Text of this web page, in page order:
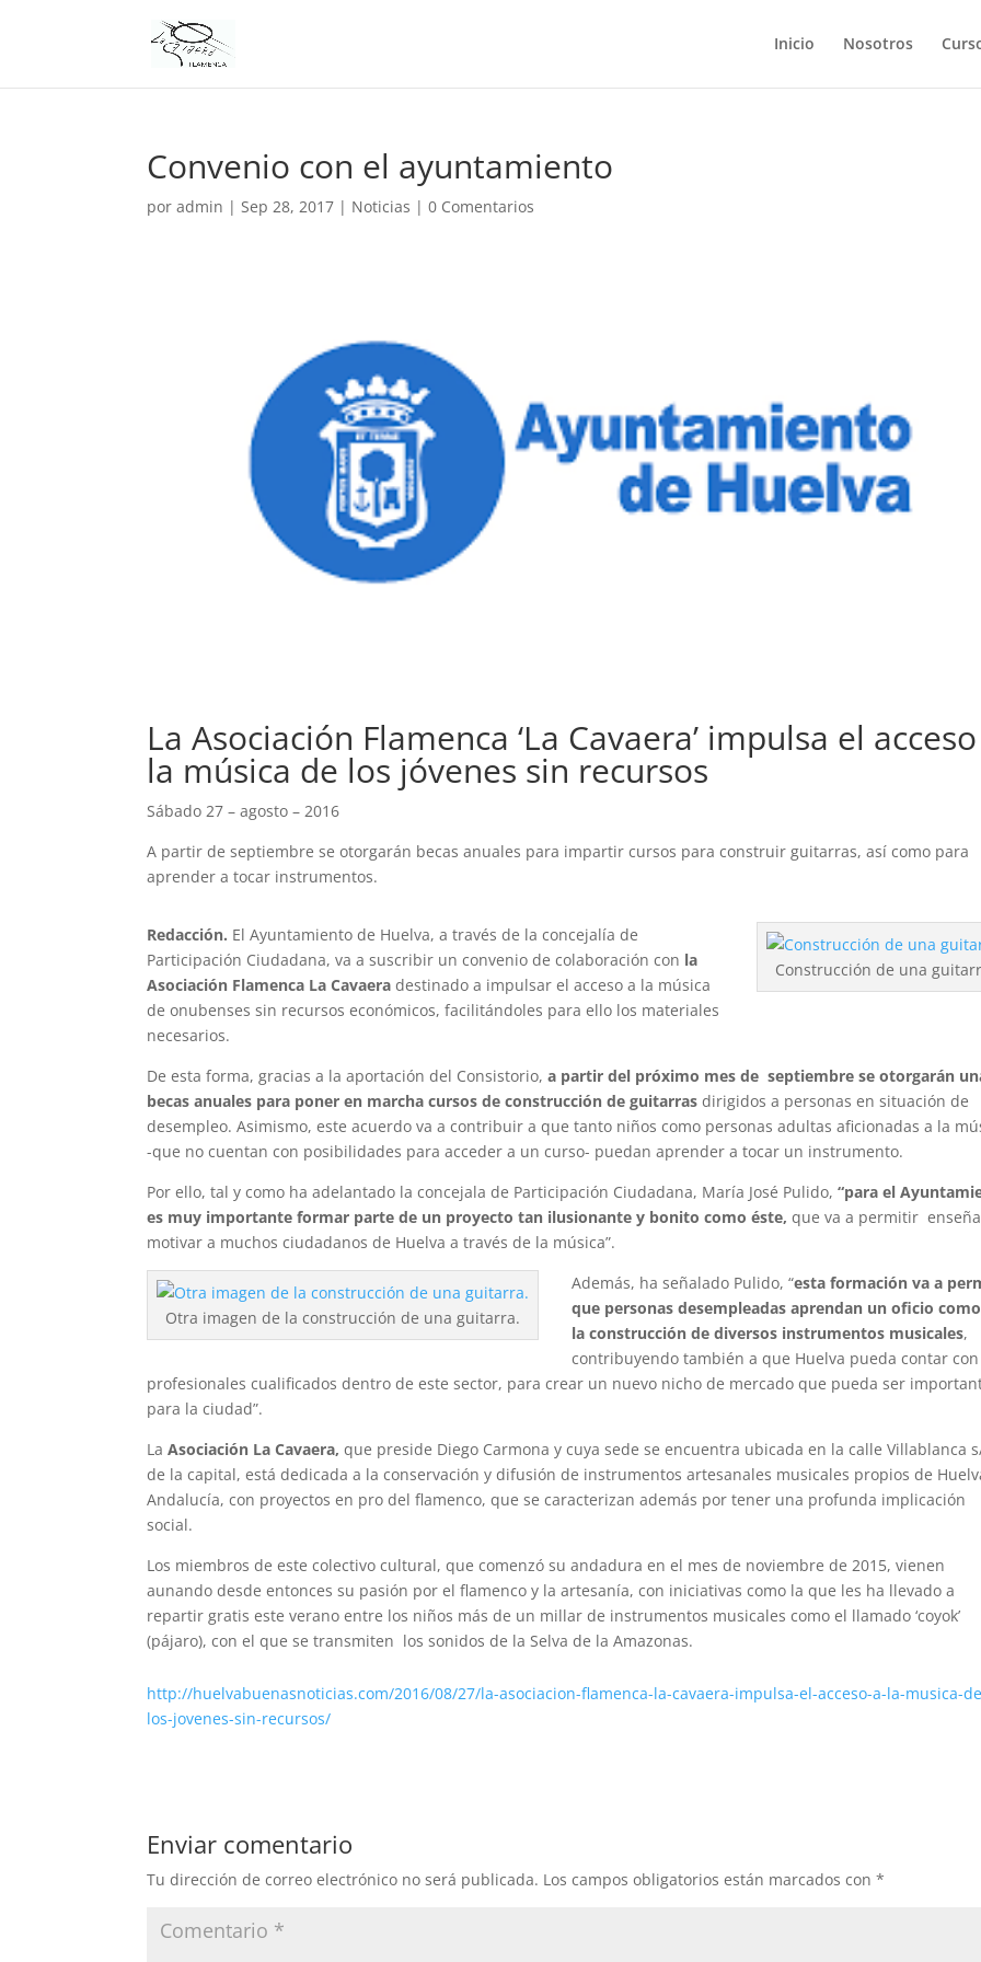
Inicio Nosotros
Convenio con el ayuntamiento
poradmin |Sep 28, 2017 | Noticias |0 Comentarios
La Asociación Flamenca ‘La Cavaera’ impulsa el
la música de los jóvenes sin recursos
Sábado 27 – agosto – 2016
A partir de septiembre se otorgarán becas anuales para impartir cursos para construir guitarras, así como para
aprender a tocar instrumentos.
Construcción de una
Redacción. El Ayuntamiento de Huelva, a través de la concejalía de
Participación Ciudadana, va a suscribir un convenio de colaboración con la
Asociación Flamenca La Cavaera destinado a impulsar el acceso a la música
de onubenses sin recursos económicos, facilitándoles para ello los materiales
necesarios.
De esta forma, gracias a la aportación del Consistorio,a partir del próximo mes de septiembre se otorgarán
becas anuales para poner en marcha cursos de construcción de guitarras dirigidos a personas en situación de
desempleo. Asimismo, este acuerdo va a contribuir a que tanto niños como personas adultas aficionadas a la
-que no cuentan con posibilidades para acceder a un curso- puedan aprender a tocar un instrumento.
Por ello, tal y como ha adelantado la concejala de Participación Ciudadana, María José Pulido,“para el
es muy importante formar parte de un proyecto tan ilusionante y bonito como éste, que va a permitir
motivar a muchos ciudadanos de Huelva a través de la música”.
Otra imagen de la construcción de una guitarra.
Además, ha señalado Pulido, “esta formación va a
que personas desempleadas aprendan un oficio
la construcción de diversos instrumentos musicales,
contribuyendo también a que Huelva pueda contar con
profesionales cualificados dentro de este sector, para crear un nuevo nicho de mercado que pueda ser
para la ciudad”.
La Asociación La Cavaera, que preside Diego Carmona y cuya sede se encuentra ubicada en la calle Villablanca
de la capital, está dedicada a la conservación y difusión de instrumentos artesanales musicales propios de
Andalucía, con proyectos en pro del flamenco, que se caracterizan además por tener una profunda implicación
social.
Los miembros de este colectivo cultural, que comenzó su andadura en el mes de noviembre de 2015, vienen
aunando desde entonces su pasión por el flamenco y la artesanía, con iniciativas como la que les ha llevado a
repartir gratis este verano entre los niños más de un millar de instrumentos musicales como el llamado ‘coyok’
(pájaro), con el que se transmiten los sonidos de la Selva de la Amazonas.
http://huelvabuenasnoticias.com/2016/08/27/la-asociacion-flamenca-la-cavaera-impulsa-el-acceso-a-la-musica-
los-jovenes-sin-recursos/
Enviar comentario
Tu dirección de correo electrónico no será publicada. Los campos obligatorios están marcados con*